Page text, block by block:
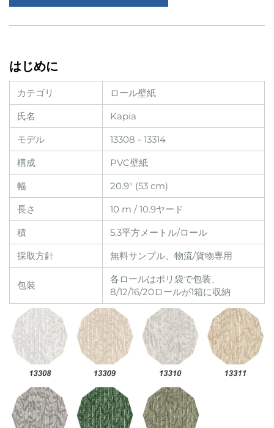
はじめに
カテゴリ
ロール壁紙
氏名
Kapia
モデル
13308 - 13314
構成
PVC壁紙
幅
20.9" (53 cm)
長さ
10 m / 10.9ヤード
積
5.3平方メートル/ロール
採取方針
無料サンプル、物流/貨物専用
包装
各ロールはポリ袋で包装、
8/12/16/20ロールが1箱に収納